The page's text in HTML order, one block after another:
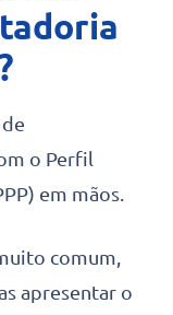
o Perfil
em mãos.
comum,
apresentar o